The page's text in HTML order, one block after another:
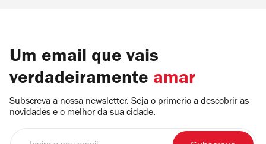
Um email que vais
verdadeiramente amar
Subscreva a nossa newsletter. Seja o primerio a descobrir as
novidades e o melhor da sua cidade.